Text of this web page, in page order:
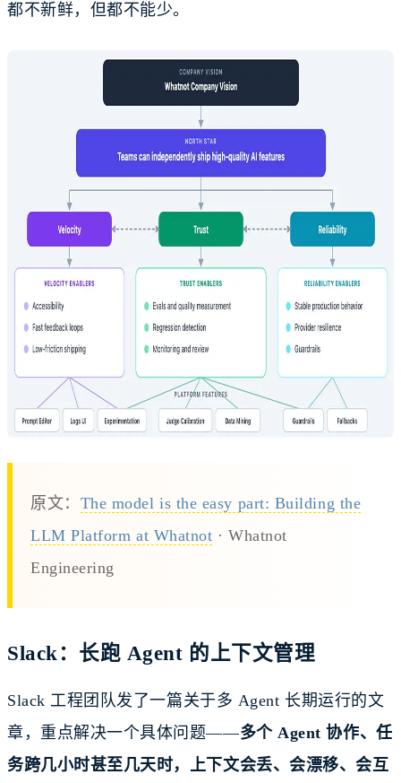
都不新鲜，但都不能少。
原文： The model is the easy part: Building the
LLM Platform at Whatnot · Whatnot
Engineering
Slack：长跑 Agent 的上下文管理
Slack 工程团队发了一篇关于多 Agent 长期运行的文
章，重点解决一个具体问题——多个 Agent 协作、任
务跨几小时甚至几天时，上下文会丢、会漂移、会互